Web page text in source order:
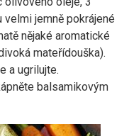
jemně pokrájené
nějaké aromatické
mateřídouška).
a ugrilujte.
balsamikovým